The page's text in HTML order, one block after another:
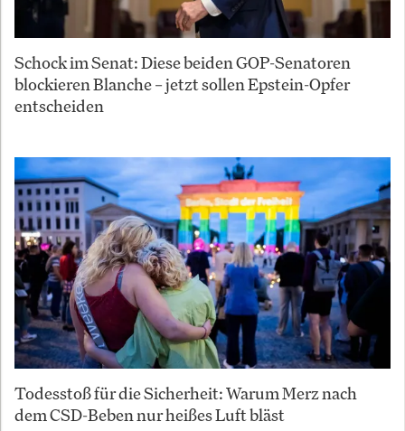
Schock im Senat: Diese beiden GOP-Senatoren
blockieren Blanche – jetzt sollen Epstein-Opfer
entscheiden
Todesstoß für die Sicherheit: Warum Merz nach
dem CSD-Beben nur heißes Luft bläst